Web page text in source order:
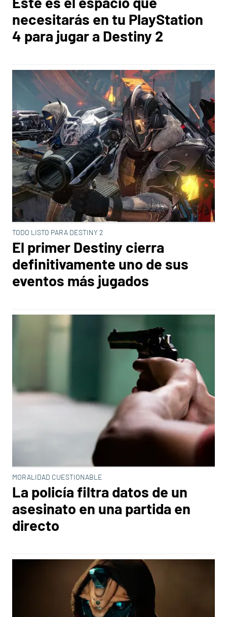
necesitarás en tu PlayStation
4 para jugar a Destiny 2
TODO LISTO PARA DESTINY 2
El primer Destiny cierra
definitivamente uno de sus
eventos más jugados
MORALIDAD CUESTIONABLE
La policía filtra datos de un
asesinato en una partida en
directo